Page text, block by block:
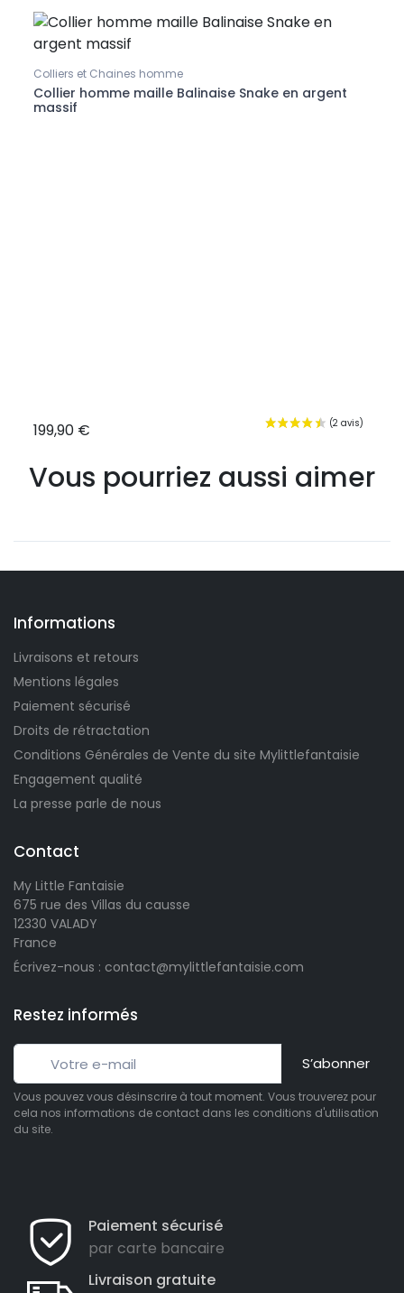
Colliers et Chaines homme
Collier homme maille Balinaise Snake en argent
massif
199,90 €
Vous pourriez aussi aimer
Informations
Livraisons et retours
Mentions légales
Paiement sécurisé
Droits de rétractation
Conditions Générales de Vente du site Mylittlefantaisie
Engagement qualité
La presse parle de nous
Contact
My Little Fantaisie
675 rue des Villas du causse
12330 VALADY
France
Écrivez-nous : contact@mylittlefantaisie.com
Restez informés
S’abonner
Vous pouvez vous désinscrire à tout moment. Vous trouverez pour
cela nos informations de contact dans les conditions d'utilisation
du site.
Paiement sécurisé
par carte bancaire
Livraison gratuite